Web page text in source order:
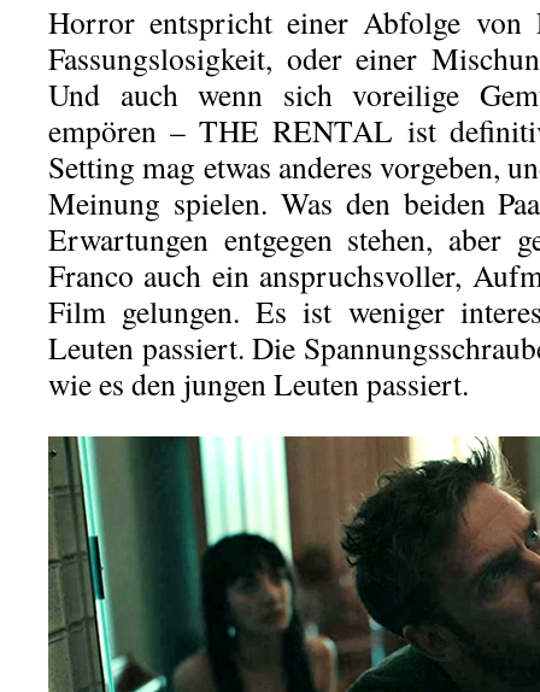
Horror entspricht einer Abfolge von
Fassungslosigkeit, oder einer
Und auch wenn sich voreilige
empören – THE RENTAL ist
Setting mag etwas anderes vorgeben,
Meinung spielen. Was den beiden
Erwartungen entgegen stehen, aber
Franco auch ein anspruchsvoller,
Film gelungen. Es ist weniger
Leuten passiert. Die
wie es den jungen Leuten passiert.